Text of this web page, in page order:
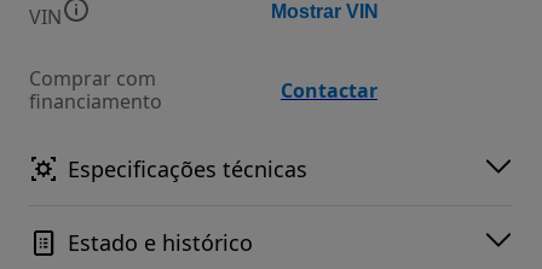
VIN Mostrar VIN
Comprar com
financiamento
Contactar
Especificações técnicas
Estado e histórico